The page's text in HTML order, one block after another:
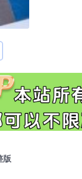
版